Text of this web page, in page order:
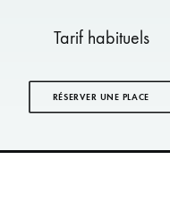
Tarif habituels
RÉSERVER UNE PLACE